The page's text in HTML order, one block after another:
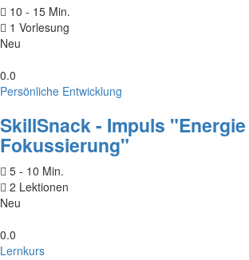
10 - 15 Min.
1 Vorlesung
Neu
0.0
Persönliche Entwicklung
SkillSnack - Impuls
Fokussierung"
5 - 10 Min.
2 Lektionen
Neu
0.0
Lernkurs